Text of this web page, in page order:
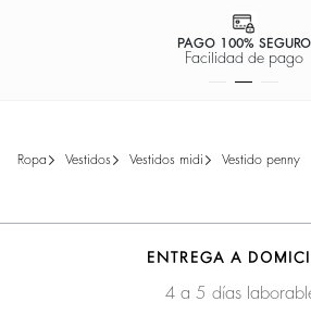
PAGO 100% SEGURO
Facilidad de pago
ropa vestidos vestidos midi vestido penny
ENTREGA A
4 a 5 días